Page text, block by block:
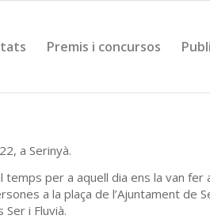
Premis i concursos
a Serinyà.
per a aquell dia ens la van fer
a la plaça de l’Ajuntament de
i Fluvià.